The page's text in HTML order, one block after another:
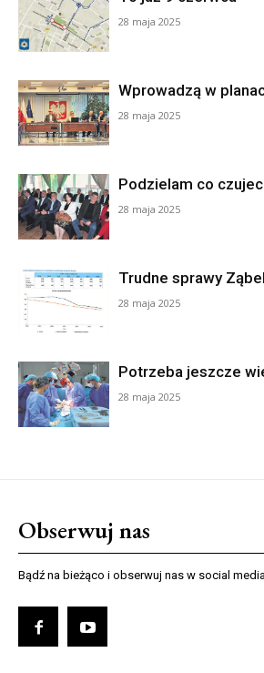
28 maja 2025
Wprowadzą w
28 maja 2025
Podzielam co
28 maja 2025
Trudne sprawy
28 maja 2025
Potrzeba jeszcze
28 maja 2025
Obserwuj nas
Bądź na bieżąco i obserwuj nas w social media